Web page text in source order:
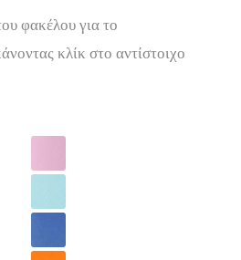
φακέλου για το
κλίκ στο αντίστοιχο